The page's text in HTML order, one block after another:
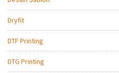
Dryfit
DTF Printing
DTG Printing